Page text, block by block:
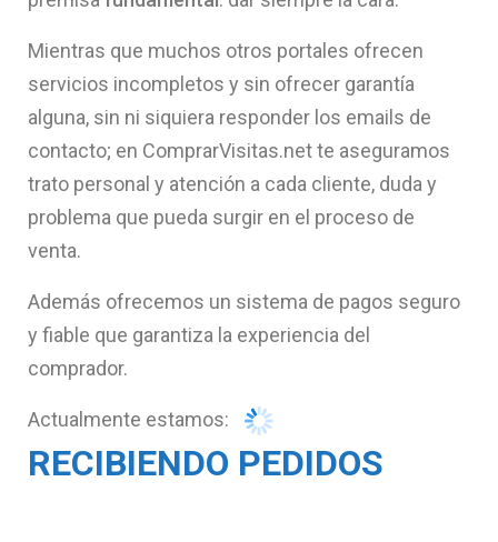
Mientras que muchos otros portales ofrecen
servicios incompletos y sin ofrecer garantía
alguna, sin ni siquiera responder los emails de
contacto; en ComprarVisitas.net te aseguramos
trato personal y atención a cada cliente, duda y
problema que pueda surgir en el proceso de
venta.
Además ofrecemos un sistema de pagos seguro
y fiable que garantiza la experiencia del
comprador.
Actualmente estamos:
RECIBIENDO PEDIDOS